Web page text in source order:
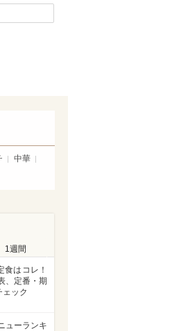
中華
1週間
食はコレ！
、定番・期
ック
ューランキ